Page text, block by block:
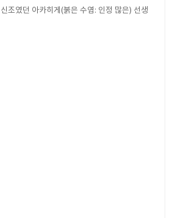
조였던 아카히게(붉은 수염: 인정 많은) 선생